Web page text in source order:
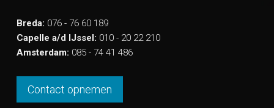
Breda: 076 - 76 60 189
Capelle a/d IJssel: 010 - 20 22 210
Amsterdam: 085 - 74 41 486
Contact opnemen